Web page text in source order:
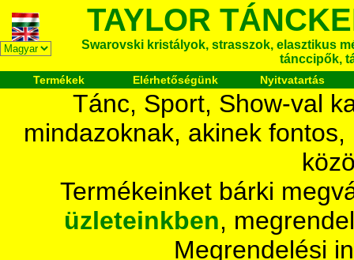
TAYLOR
Swarovski kristályok, strasszok, elasztikus
tánccipők,
Termékek Elérhetőségünk Nyitvatartás
Tánc, Sport, Show-val
mindazoknak, akinek
Termékeinket bárki
üzleteinkben,
Megrendelési